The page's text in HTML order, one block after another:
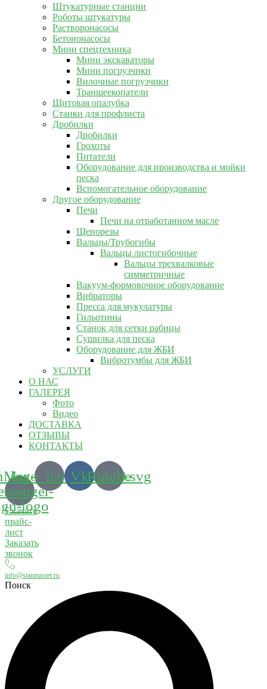
Штукатурные станции
Роботы штукатуры
Растворонасосы
Бетононасосы
Мини спецтехника
Мини экскаваторы
Мини погрузчики
Вилочные погрузчики
Траншеекопатели
Щитовая опалубка
Станки для профлиста
Дробилки
Дробилки
Грохоты
Питатели
Оборудование для производства и мойки
песка
Вспомогательное оборудование
Другое оборудование
Печи
Печи на отработанном масле
Щепорезы
Вальцы/Трубогибы
Вальцы листогибочные
Вальцы трехвалковые
симметричные
Вакуум-формовочное оборудование
Вибраторы
Пресса для мукулатуры
Гильотины
Станок для сетки рабицы
Сушилка для песка
Оборудование для ЖБИ
Вибротумбы для ЖБИ
УСЛУГИ
О НАС
ГАЛЕРЕЯ
Фото
Видео
ДОСТАВКА
ОТЗЫВЫ
КОНТАКТЫ
Max-
logo
VkRutube
Скачать
прайс-
лист
Заказать
звонок
info@stanmaster.ru
Поиск